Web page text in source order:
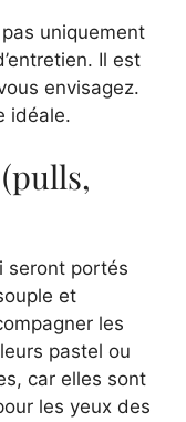
uniquement
Il est
envisagez.
idéale.
seront portés
et
les
pastel ou
car elles sont
les yeux des